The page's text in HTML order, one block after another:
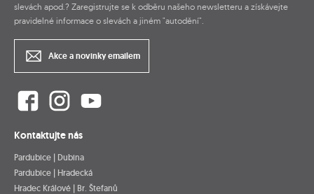
slevách apod.? Zaregistrujte se k odběru našeho newsletteru a získávejte
pravidelné informace o slevách a jiném "autodění".
Akce a novinky emailem
Kontaktujte nás
Pardubice | Dubina
Pardubice | Hradecká
Hradec Králové | Br. Štefanů